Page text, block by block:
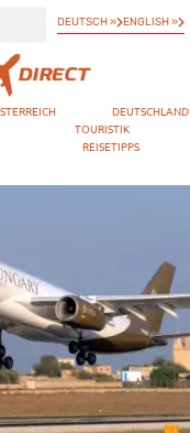
DEUTSCH » ENGLISH »
DEUTSCHLAND
TOURISTIK
REISETIPPS